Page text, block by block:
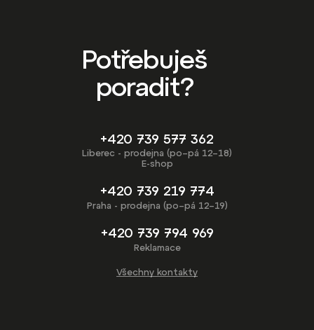
Potřebuješ
poradit?
+420 739 577 362
Liberec - prodejna (po–pá 12–18)
E-shop
+420 739 219 774
Praha - prodejna (po–pá 12–19)
+420 739 794 969
Reklamace
Všechny kontakty